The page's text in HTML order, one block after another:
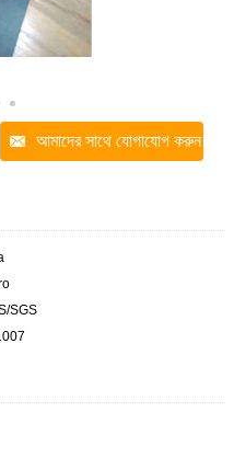
আমাদের সাথে যোগাযোগ করুন
SGS